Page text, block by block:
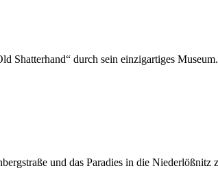
Shatterhand“ durch sein einzigartiges Museum.
und das Para­dies in die Nie­der­löß­nitz